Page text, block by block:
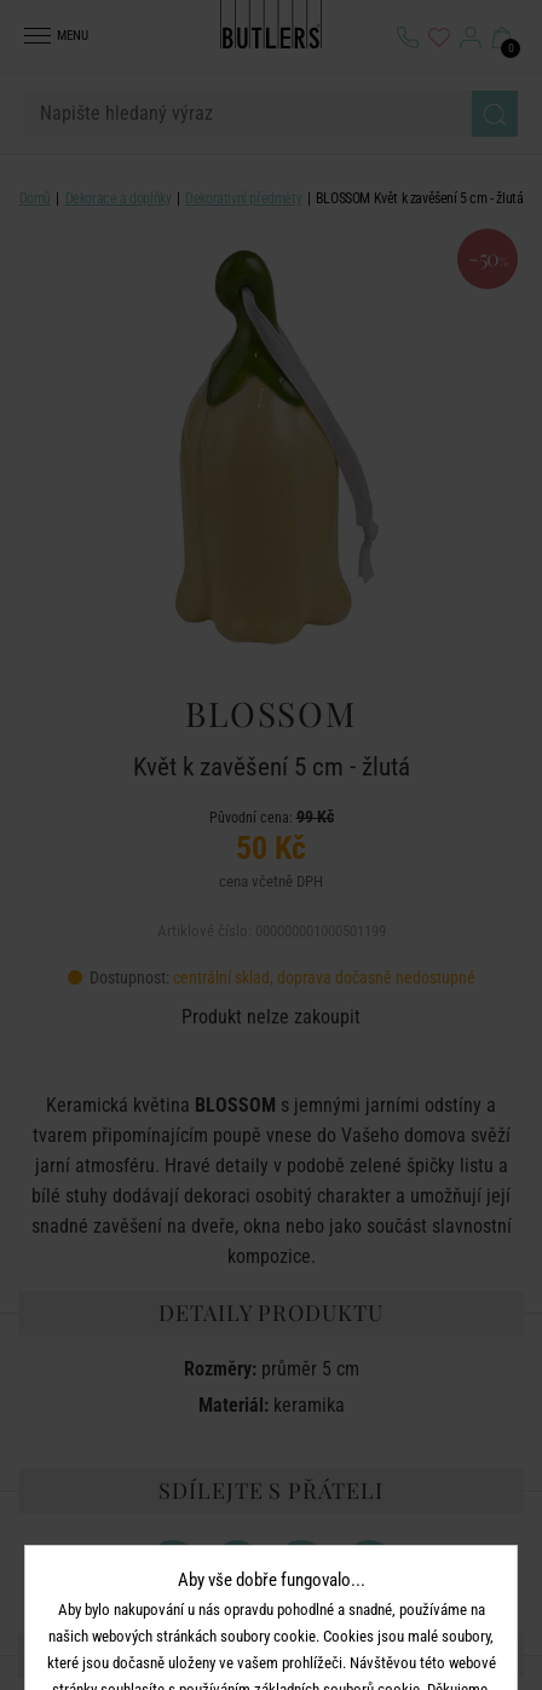
MENU
0
Domů Dekorace a doplňky Dekorativní předměty BLOSSOM Květ k zavěšení 5 cm - žlutá
-50 %
BLOSSOM
Květ k zavěšení 5 cm - žlutá
Původní cena:99 Kč
50 Kč
cena včetně DPH
Dostupnost: centrální sklad, doprava dočasně nedostupné
Produkt nelze zakoupit
Keramická květina BLOSSOM s jemnými jarními odstíny a
tvarem připomínajícím poupě vnese do Vašeho domova svěží
jarní atmosféru. Hravé detaily v podobě zelené špičky listu a
bílé stuhy dodávají dekoraci osobitý charakter a umožňují její
snadné zavěšení na dveře, okna nebo jako součást slavnostní
kompozice.
DETAILY PRODUKTU
Rozměry:průměr 5 cm
Materiál:keramika
SDÍLEJTE S PŘÁTELI
DALŠÍ PRODUKTY ZE SÉRIE
Aby vše dobře fungovalo...
Aby bylo nakupování u nás opravdu pohodlné a snadné, používáme na
našich webových stránkách soubory cookie. Cookies jsou malé soubory,
které jsou dočasně uloženy ve vašem prohlížeči. Návštěvou této webové